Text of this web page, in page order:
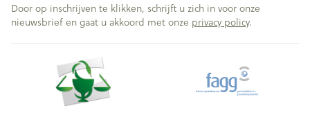
Door op inschrijven te klikken, schrijft u zich in voor onze
nieuwsbrief en gaat u akkoord met onze privacy policy.